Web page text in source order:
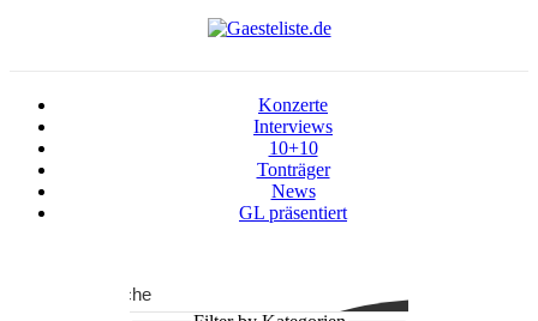
Konzerte
Interviews
10+10
Tonträger
News
GL präsentiert
Suche